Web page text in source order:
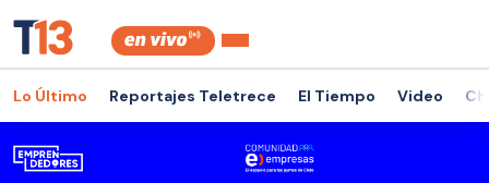
Lo Último Reportajes Teletrece El Tiempo Video